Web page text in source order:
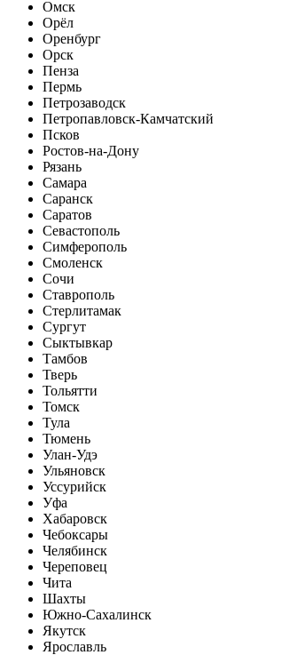
Омск
Орёл
Оренбург
Орск
Пенза
Пермь
Петрозаводск
Петропавловск-Камчатский
Псков
Ростов-на-Дону
Рязань
Самара
Саранск
Саратов
Севастополь
Симферополь
Смоленск
Сочи
Ставрополь
Стерлитамак
Сургут
Сыктывкар
Тамбов
Тверь
Тольятти
Томск
Тула
Тюмень
Улан-Удэ
Ульяновск
Уссурийск
Уфа
Хабаровск
Чебоксары
Челябинск
Череповец
Чита
Шахты
Южно-Сахалинск
Якутск
Ярославль